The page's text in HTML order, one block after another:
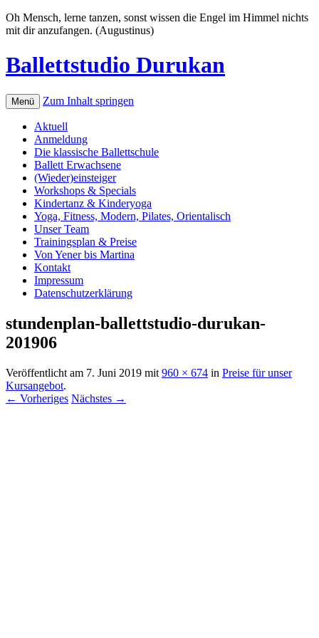
Oh Mensch, lerne tanzen, sonst wissen die Engel im Himmel nichts
mit dir anzufangen. (Augustinus)
Ballettstudio Durukan
Menü Zum Inhalt springen
Aktuell
Anmeldung
Die klassische Ballettschule
Ballett Erwachsene
(Wieder)einsteiger
Workshops & Specials
Kindertanz & Kinderyoga
Yoga, Fitness, Modern, Pilates, Orientalisch
Unser Team
Trainingsplan & Preise
Von Yener bis Martina
Kontakt
Impressum
Datenschutzerklärung
stundenplan-ballettstudio-durukan-
201906
Veröffentlicht am 7. Juni 2019 mit 960 × 674 in Preise für unser
Kursangebot.
← Vorheriges Nächstes →